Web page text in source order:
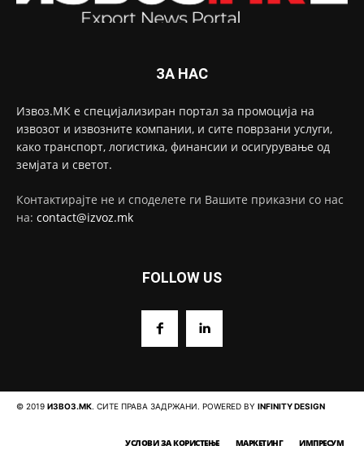
ЗА НАС
Извоз.МК е специјализиран портал за промоција на
извозот и извозните компании, и сите поврзани услуги,
како транспорт, логистика, финансии и осигурување од
земјата и светот.
Контактирајте не и споделете ги Вашите приказни со нас
на: contact@izvoz.mk
FOLLOW US
© 2019 ИЗВОЗ.МК. СИТЕ ПРАВА ЗАДРЖАНИ. POWERED BY INFINITY DESIGN
УСЛОВИ ЗА КОРИСТЕЊЕ МАРКЕТИНГ ИМПРЕСУМ